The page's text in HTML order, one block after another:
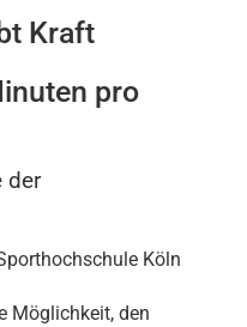
Kraft
pro
der
Köln
Möglichkeit, den